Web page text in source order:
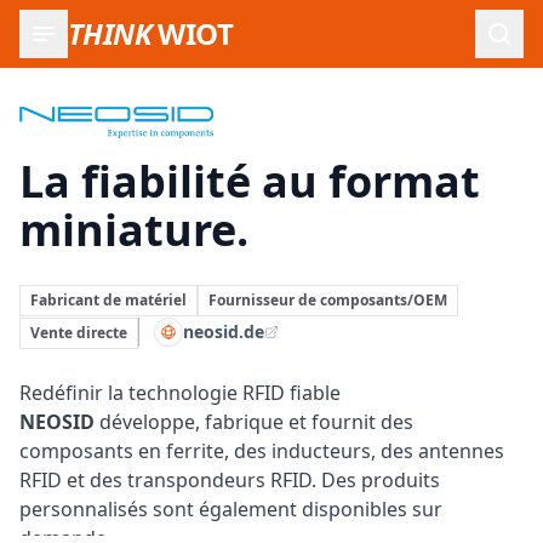
THINKWIOT
Neosid:
La fiabilité au format
miniature.
Fabricant de matériel
Fournisseur de composants/OEM
Vente directe
neosid.de
Redéfinir la technologie RFID fiable
NEOSID développe, fabrique et fournit des
composants en ferrite, des inducteurs, des antennes
RFID et des transpondeurs RFID. Des produits
personnalisés sont également disponibles sur
demande.